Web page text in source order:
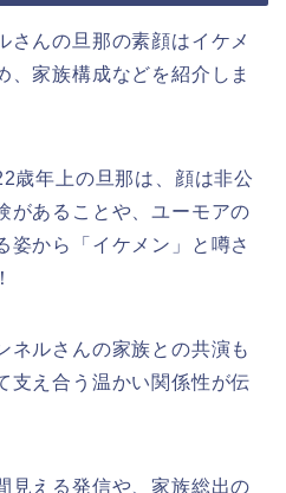
さんの旦那の素顔はイケメ
、家族構成などを紹介しま
歳年上の旦那は、顔は非公
があることや、ユーモアの
姿から「イケメン」と噂さ
ネルさんの家族との共演も
支え合う温かい関係性が伝
見える発信や、家族総出の